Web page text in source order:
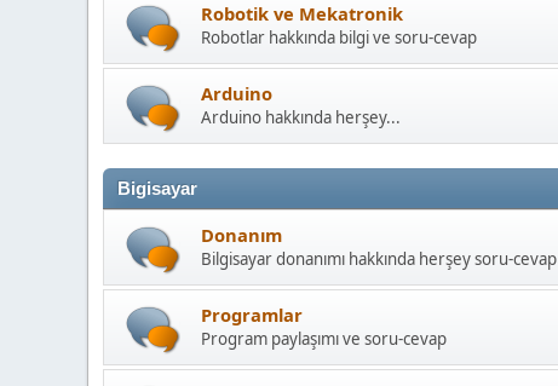
Robotik ve Mekatronik
Robotlar hakkında bilgi ve soru-cevap
Arduino
Arduino hakkında herşey...
Bigisayar
Donanım
Bilgisayar donanımı hakkında herşey soru-cevap
Programlar
Program paylaşımı ve soru-cevap